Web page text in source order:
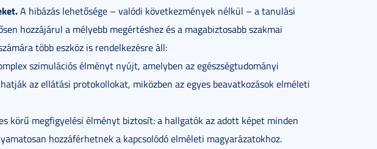
A hibázás lehetősége – valódi következmények nélkül – a tanulási
hozzájárul a mélyebb megértéshez és a magabiztosabb szakmai
több eszköz is rendelkezésre áll:
szimulációs élményt nyújt, amelyben az egészségtudományi
az ellátási protokollokat, miközben az egyes beavatkozások elméleti
körű megfigyelési élményt biztosít: a hallgatók az adott képet minden
hozzáférhetnek a kapcsolódó elméleti magyarázatokhoz.